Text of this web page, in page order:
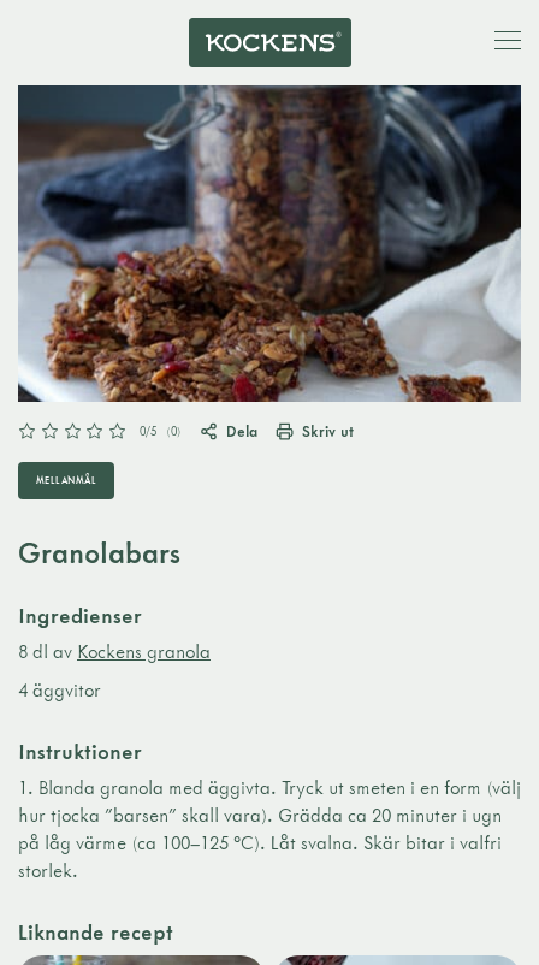
0/5 (0) Dela Skriv ut
MELLANMÅL
Granolabars
Ingredienser
8 dl av Kockens granola
4 äggvitor
Instruktioner
1. Blanda granola med äggivta. Tryck ut smeten i en form (välj
hur tjocka ”barsen” skall vara). Grädda ca 20 minuter i ugn
på låg värme (ca 100–125 °C). Låt svalna. Skär bitar i valfri
storlek.
Liknande recept